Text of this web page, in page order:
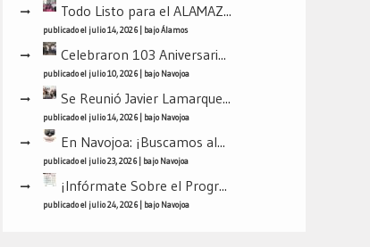
Todo Listo para el ALAMAZ...
publicado el julio 14, 2026| bajoÁlamos
Celebraron 103 Aniversari...
publicado el julio 10, 2026| bajoNavojoa
Se Reunió Javier Lamarque...
publicado el julio 14, 2026| bajoNavojoa
En Navojoa: ¡Buscamos al...
publicado el julio 23, 2026| bajoNavojoa
¡Infórmate Sobre el Progr...
publicado el julio 24, 2026| bajoNavojoa